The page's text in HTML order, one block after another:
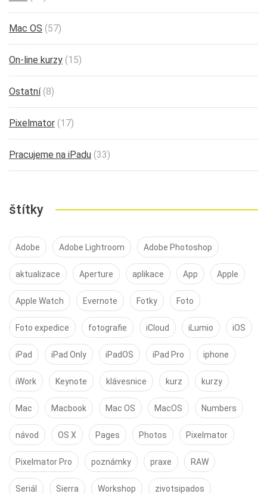
Mac OS (57)
On-line kurzy (15)
Ostatní(8)
Pixelmator (17)
Pracujeme na iPadu (33)
štítky
Adobe Adobe Lightroom Adobe Photoshop
aktualizace Aperture aplikace App Apple
Apple Watch Evernote Fotky Foto
Foto expedice fotografie iCloud iLumio iOS
iPad iPad Only iPadOS iPad Pro iphone
iWork Keynote klávesnice kurz kurzy
Mac Macbook Mac OS MacOS Numbers
návod OS X Pages Photos Pixelmator
Pixelmator Pro poznámky praxe RAW
Seriál Sierra Workshop zivotsipados